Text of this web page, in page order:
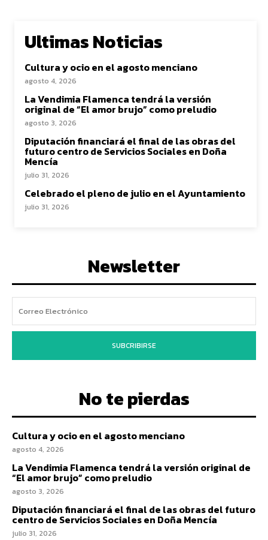
Ultimas Noticias
Cultura y ocio en el agosto menciano
agosto 4, 2026
La Vendimia Flamenca tendrá la versión
original de “El amor brujo” como preludio
agosto 3, 2026
Diputación financiará el final de las obras del
futuro centro de Servicios Sociales en Doña
Mencía
julio 31, 2026
Celebrado el pleno de julio en el Ayuntamiento
julio 31, 2026
Newsletter
SUBCRIBIRSE
No te pierdas
Cultura y ocio en el agosto menciano
agosto 4, 2026
La Vendimia Flamenca tendrá la versión original de
“El amor brujo” como preludio
agosto 3, 2026
Diputación financiará el final de las obras del futuro
centro de Servicios Sociales en Doña Mencía
julio 31, 2026